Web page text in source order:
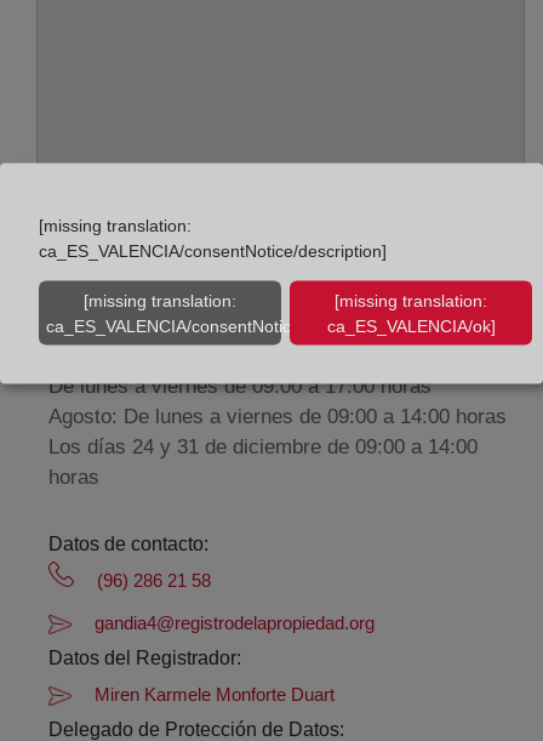
Adreça:
Paseo de Germanias, 50 - planta baja, 46700
Horario:
De lunes a viernes de 09:00 a 17:00 horas
Agosto: De lunes a viernes de 09:00 a 14:00 horas
Los días 24 y 31 de diciembre de 09:00 a 14:00
horas
Datos de contacto:
(96) 286 21 58
gandia4@registrodelapropiedad.org
Datos del Registrador:
Miren Karmele Monforte Duart
Delegado de Protección de Datos:
[missing translation:
ca_ES_VALENCIA/consentNotice/description]
[missing translation:
ca_ES_VALENCIA/consentNotice/learnMore]
[missing translation:
ca_ES_VALENCIA/ok]